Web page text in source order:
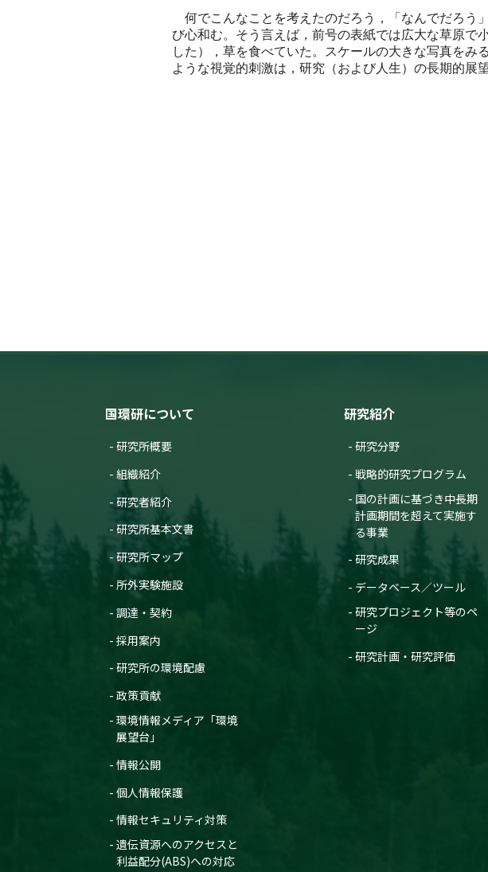
何でこんなことを考えたのだろう，「なんでだろう
び心和む。そう言えば，前号の表紙では広大な草原で
した），草を食べていた。スケールの大きな写真をみ
ような視覚的刺激は，研究（および人生）の長期的展
国環研について
研究所概要
組織紹介
研究者紹介
研究所基本文書
研究所マップ
所外実験施設
調達・契約
採用案内
研究所の環境配慮
政策貢献
環境情報メディア「環境
展望台」
情報公開
個人情報保護
情報セキュリティ対策
遺伝資源へのアクセスと
利益配分(ABS)への対応
研究紹介
研究分野
戦略的研究プログラム
国の計画に基づき中長期
計画期間を超えて実施す
る事業
研究成果
データベース／ツール
研究プロジェクト等のペ
ージ
研究計画・研究評価